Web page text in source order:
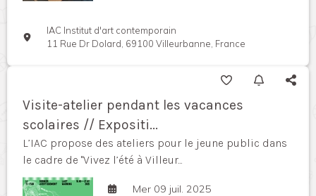
IAC Institut d'art contemporain
11 Rue Dr Dolard, 69100 Villeurbanne, France
Visite-atelier pendant les vacances
scolaires // Expositi...
L’IAC propose des ateliers pour le jeune public dans
le cadre de "Vivez l’été à Villeur...
Mer 09 juil. 2025